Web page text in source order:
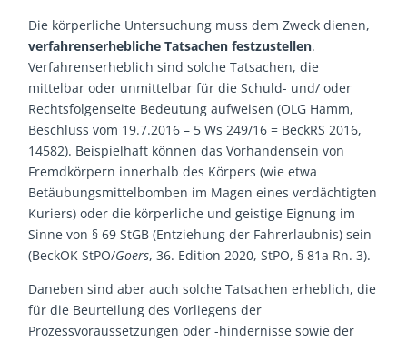
Die körperliche Untersuchung muss dem Zweck dienen,
verfahrenserhebliche Tatsachen festzustellen.
Verfahrenserheblich sind solche Tatsachen, die
mittelbar oder unmittelbar für die Schuld- und/ oder
Rechtsfolgenseite Bedeutung aufweisen (OLG Hamm,
Beschluss vom 19.7.2016 – 5 Ws 249/16 = BeckRS 2016,
14582). Beispielhaft können das Vorhandensein von
Fremdkörpern innerhalb des Körpers (wie etwa
Betäubungsmittelbomben im Magen eines verdächtigten
Kuriers) oder die körperliche und geistige Eignung im
Sinne von § 69 StGB (Entziehung der Fahrerlaubnis) sein
(BeckOK StPO/Goers, 36. Edition 2020, StPO, § 81a Rn. 3).
Daneben sind aber auch solche Tatsachen erheblich, die
für die Beurteilung des Vorliegens der
Prozessvoraussetzungen oder -hindernisse sowie der